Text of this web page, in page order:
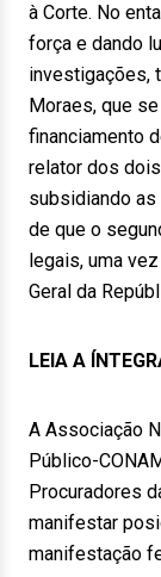
à Corte. No
força e dando
investigações,
Moraes, que
financiamento
relator dos
subsidiando
de que o
legais, uma
Geral da
LEIA A
A Associação
Público-
Procuradores
manifestar
manifestação